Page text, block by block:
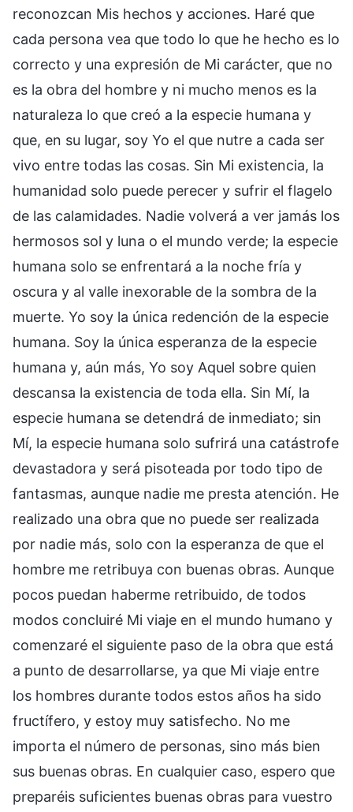
reconozcan Mis hechos y acciones. Haré que
cada persona vea que todo lo que he hecho es lo
correcto y una expresión de Mi carácter, que no
es la obra del hombre y ni mucho menos es la
naturaleza lo que creó a la especie humana y
que, en su lugar, soy Yo el que nutre a cada ser
vivo entre todas las cosas. Sin Mi existencia, la
humanidad solo puede perecer y sufrir el flagelo
de las calamidades. Nadie volverá a ver jamás los
hermosos sol y luna o el mundo verde; la especie
humana solo se enfrentará a la noche fría y
oscura y al valle inexorable de la sombra de la
muerte. Yo soy la única redención de la especie
humana. Soy la única esperanza de la especie
humana y, aún más, Yo soy Aquel sobre quien
descansa la existencia de toda ella. Sin Mí, la
especie humana se detendrá de inmediato; sin
Mí, la especie humana solo sufrirá una catástrofe
devastadora y será pisoteada por todo tipo de
fantasmas, aunque nadie me presta atención. He
realizado una obra que no puede ser realizada
por nadie más, solo con la esperanza de que el
hombre me retribuya con buenas obras. Aunque
pocos puedan haberme retribuido, de todos
modos concluiré Mi viaje en el mundo humano y
comenzaré el siguiente paso de la obra que está
a punto de desarrollarse, ya que Mi viaje entre
los hombres durante todos estos años ha sido
fructífero, y estoy muy satisfecho. No me
importa el número de personas, sino más bien
sus buenas obras. En cualquier caso, espero que
preparéis suficientes buenas obras para vuestro